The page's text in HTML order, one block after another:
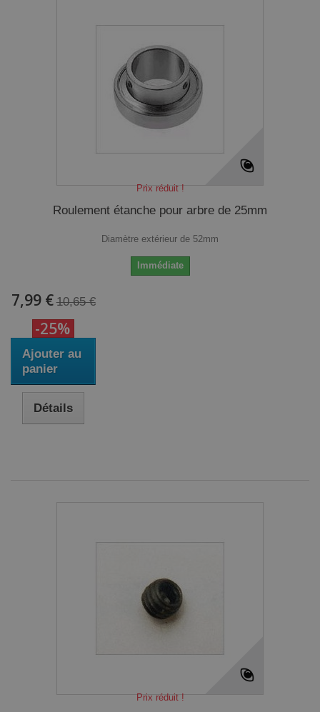
Prix réduit !
Roulement étanche pour arbre de 25mm
Diamètre extérieur de 52mm
Immédiate
7,99 € 10,65 €
-25%
Ajouter au
panier
Détails
Prix réduit !